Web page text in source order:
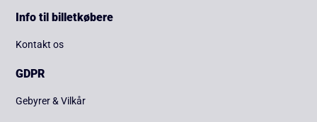
Info til billetkøbere
Kontakt os
GDPR
Gebyrer & Vilkår